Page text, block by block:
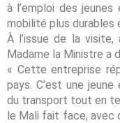
à l’emploi des
mobilité plus durables
À l’issue de la
Madame la Ministre a
« Cette entreprise
pays. C’est une
du transport tout en
le Mali fait face, avec